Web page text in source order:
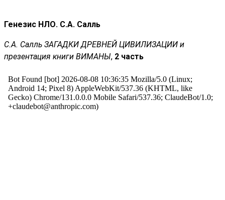
Генезис НЛО. C.А. Салль
С.А. Салль ЗАГАДКИ ДРЕВНЕЙ ЦИВИЛИЗАЦИИ и
презентация книги ВИМАНЫ, 2 часть